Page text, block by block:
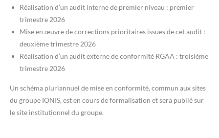
Réalisation d’un audit interne de premier niveau : premier
trimestre 2026
Mise en œuvre de corrections prioritaires issues de cet audit :
deuxième trimestre 2026
Réalisation d’un audit externe de conformité RGAA : troisième
trimestre 2026
Un schéma pluriannuel de mise en conformité, commun aux sites
du groupe IONIS, est en cours de formalisation et sera publié sur
le site institutionnel du groupe.